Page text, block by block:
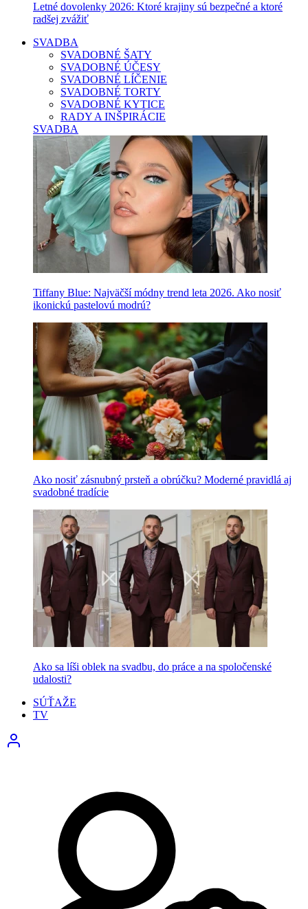
Letné dovolenky 2026: Ktoré krajiny sú bezpečné a ktoré
radšej zvážiť
SVADBA
SVADOBNÉ ŠATY
SVADOBNÉ ÚČESY
SVADOBNÉ LÍČENIE
SVADOBNÉ TORTY
SVADOBNÉ KYTICE
RADY A INŠPIRÁCIE
SVADBA
Tiffany Blue: Najväčší módny trend leta 2026. Ako nosiť
ikonickú pastelovú modrú?
Ako nosiť zásnubný prsteň a obrúčku? Moderné pravidlá aj
svadobné tradície
Ako sa líši oblek na svadbu, do práce a na spoločenské
udalosti?
SÚŤAŽE
TV